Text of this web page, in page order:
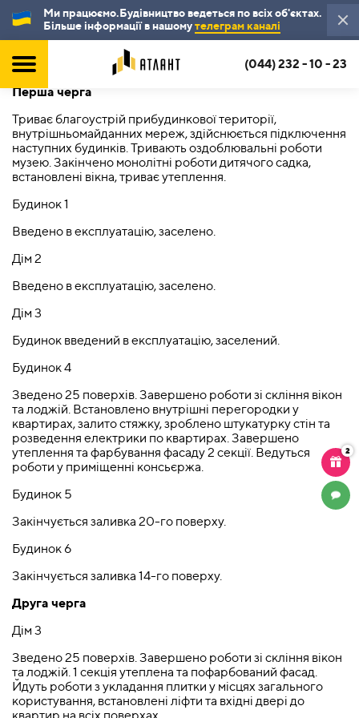
Ми працюємо.Будівництво ведеться по всіх об'єктах.
Більше інформації в нашомутелеграм каналі
(044) 232 - 10 - 23
2
ЧАТ
Перша черга
Триває благоустрій прибудинкової території,
внутрішньомайданних мереж, здійснюється підключення
наступних будинків. Тривають оздоблювальні роботи
музею. Закінчено монолітні роботи дитячого садка,
встановлені вікна, триває утеплення.
Будинок 1
Введено в експлуатацію, заселено.
Дім 2
Введено в експлуатацію, заселено.
Дім 3
Будинок введений в експлуатацію, заселений.
Будинок 4
Зведено 25 поверхів. Завершено роботи зі скління вікон
та лоджій. Встановлено внутрішні перегородки у
квартирах, залито стяжку, зроблено штукатурку стін та
розведення електрики по квартирах. Завершено
утеплення та фарбування фасаду 2 секції. Ведуться
роботи у приміщенні консьєржа.
Будинок 5
Закінчується заливка 20-го поверху.
Будинок 6
Закінчується заливка 14-го поверху.
Друга черга
Дім 3
Зведено 25 поверхів. Завершено роботи зі скління вікон
та лоджій. 1 секція утеплена та пофарбований фасад.
Йдуть роботи з укладання плитки у місцях загального
користування, встановлені ліфти та вхідні двері до